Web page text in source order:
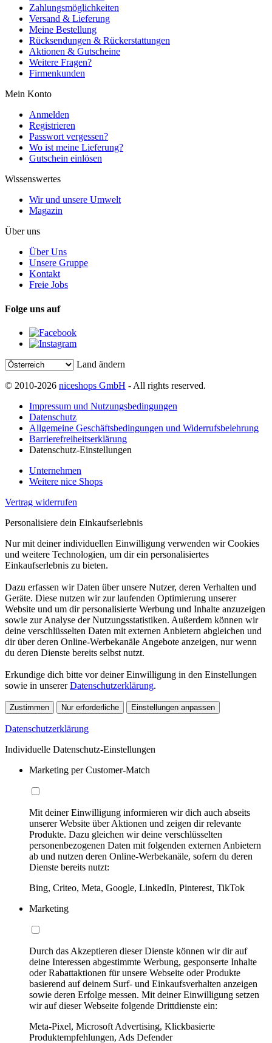
Zahlungsmöglichkeiten
Versand & Lieferung
Meine Bestellung
Rücksendungen & Rückerstattungen
Aktionen & Gutscheine
Weitere Fragen?
Firmenkunden
Mein Konto
Anmelden
Registrieren
Passwort vergessen?
Wo ist meine Lieferung?
Gutschein einlösen
Wissenswertes
Wir und unsere Umwelt
Magazin
Über uns
Über Uns
Unsere Gruppe
Kontakt
Freie Jobs
Folge uns auf
Land ändern
© 2010-2026 niceshops GmbH - All rights reserved.
Impressum und Nutzungsbedingungen
Datenschutz
Allgemeine Geschäftsbedingungen und Widerrufsbelehrung
Barrierefreiheitserklärung
Datenschutz-Einstellungen
Unternehmen
Weitere nice Shops
Vertrag widerrufen
Personalisiere dein Einkaufserlebnis
Nur mit deiner individuellen Einwilligung verwenden wir Cookies
und weitere Technologien, um dir ein personalisiertes
Einkaufserlebnis zu bieten.
Dazu erfassen wir Daten über unsere Nutzer, deren Verhalten und
Geräte. Diese nutzen wir zur laufenden Optimierung unserer
Website und um dir personalisierte Werbung und Inhalte anzuzeigen
sowie zur Analyse der Nutzungsstatistiken. Außerdem können wir
deine verschlüsselten Daten mit externen Anbietern abgleichen und
dir über deren Online-Werbekanäle Angebote anzeigen, nur wenn
du deren Dienste bereits selbst nutzt.
Erkundige dich bitte vor deiner Einwilligung in den Einstellungen
sowie in unsererDatenschutzerklärung.
Zustimmen Nur erforderliche Einstellungen anpassen
Datenschutzerklärung
Individuelle Datenschutz-Einstellungen
Marketing per Customer-Match
Mit deiner Einwilligung informieren wir dich auch abseits
unserer Website über Aktionen und zeigen dir relevante
Produkte. Dazu gleichen wir deine verschlüsselten
personenbezogenen Daten mit folgenden externen Anbietern
ab und nutzen deren Online-Werbekanäle, sofern du deren
Dienste bereits nutzt:
Bing, Criteo, Meta, Google, LinkedIn, Pinterest, TikTok
Marketing
Durch das Akzeptieren dieser Dienste können wir dir auf
deine Interessen abgestimmte Werbung, gesponserte Inhalte
oder Rabattaktionen für unsere Webseite oder Produkte
basierend auf deinem Surf- und Einkaufsverhalten anzeigen
sowie deren Erfolge messen. Mit deiner Einwilligung setzen
wir auf dieser Webseite folgende Drittdienste ein:
Meta-Pixel, Microsoft Advertising, Klickbasierte
Produktempfehlungen, Ads Defender